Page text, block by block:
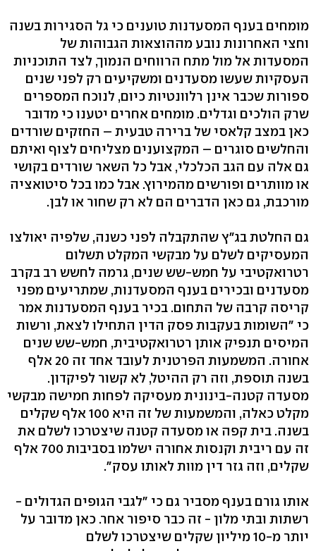
מומחים בענף המסעדנות טוענים כי גל הסגירות בשנה
וחצי האחרונות נובע מההוצאות הגבוהות של
המסעדות אל מול מתח הרווחים הנמוך, לצד התוכניות
העסקיות שעשו מסעדנים ומשקיעים רק לפני שנים
ספורות שכבר אינן רלוונטיות כיום, לנוכח המספרים
שרק הולכים וגדלים. מומחים אחרים יטענו כי מדובר
כאן במצב קלאסי של ברירה טבעית – החזקים שורדים
והחלשים סוגרים – המקצוענים מצליחים לצוף ואיתם
גם אלה עם הגב הכלכלי, אבל כל השאר שורדים בקושי
או מוותרים ופורשים מהמירוץ. אבל כמו בכל סיטואציה
מורכבת, גם כאן הדברים הם לא רק שחור או לבן.
גם החלטת בג"ץ שהתקבלה לפני כשנה, שלפיה יאולצו
המעסיקים לשלם על מבקשי המקלט תשלום
רטרואקטיבי על חמש-שש שנים, גרמה לחשש רב בקרב
מסעדנים ובכירים בענף המסעדנות, שמתריעים מפני
קריסה קרבה של התחום. בכיר בענף המסעדנות אמר
כי "השומות בעקבות פסק הדין התחילו לצאת, ורשות
המיסים תנפיק אותן רטרואקטיבית, חמש-שש שנים
אחורה. המשמעות הפרטנית לעובד אחד זה 20 אלף
בשנה תוספת, וזה רק ההיטל, לא קשור לפיקדון.
מסעדה קטנה-בינונית מעסיקה לפחות חמישה מבקשי
מקלט כאלה, והמשמעות של זה היא 100 אלף שקלים
בשנה. בית קפה או מסעדה קטנה שיצטרכו לשלם את
זה עם ריבית וקנסות אחורה ישלמו בסביבות 700 אלף
שקלים, וזה גזר דין מוות לאותו עסק".
אותו גורם בענף מסביר גם כי "לגבי הגופים הגדולים -
רשתות ובתי מלון - זה כבר סיפור אחר. כאן מדובר על
יותר מ-10 מיליון שקלים שיצטרכו לשלם